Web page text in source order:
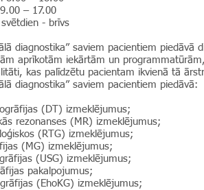
– 17.00
- brīvs
diagnostika” saviem pacientiem
aprīkotām iekārtām un
kas palīdzētu pacientam ikvienā tā
diagnostika” saviem pacientiem piedāvā:
(DT) izmeklējumus;
rezonanses (MR) izmeklējumus;
(RTG) izmeklējumus;
(MG) izmeklējumus;
(USG) izmeklējumus;
pakalpojumus;
(EhoKG) izmeklējumus;